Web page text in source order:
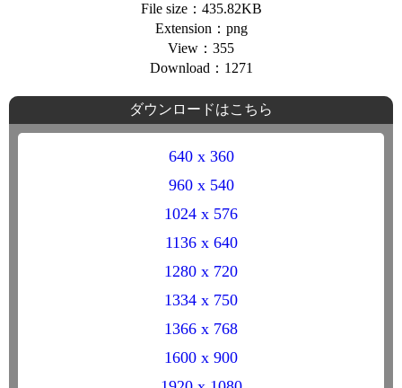
File size：435.82KB
Extension：png
View：355
Download：1271
ダウンロードはこちら
640 x 360
960 x 540
1024 x 576
1136 x 640
1280 x 720
1334 x 750
1366 x 768
1600 x 900